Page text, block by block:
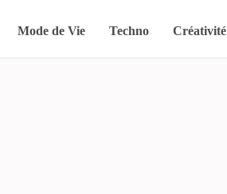
Mode de Vie Techno Créativité